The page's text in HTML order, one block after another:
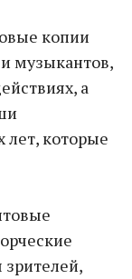
копии
музыкантов,
а
лет, которые